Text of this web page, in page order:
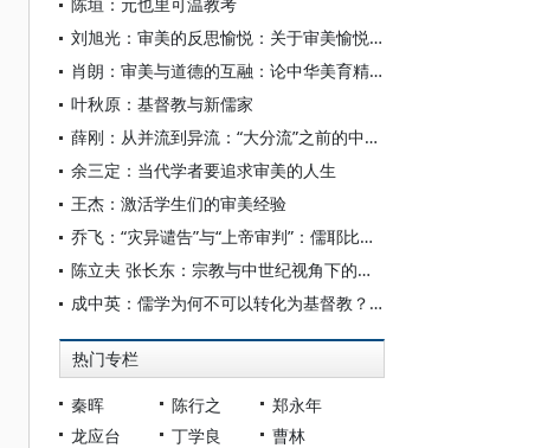
刘旭光：审美的反思愉悦：关于审美愉悦的特征与构成
肖朗：审美与道德的互融：论中华美育精神的突出特征
叶秋原：基督教与新儒家
薛刚：从并流到异流：“大分流”之前的中国与欧洲
余三定：当代学者要追求审美的人生
王杰：激活学生们的审美经验
乔飞：“灾异谴告”与“上帝审判”：儒耶比较视野中的权力超验制约
陈立夫 张长东：宗教与中世纪视角下的欧洲国家形成
成中英：儒学为何不可以转化为基督教？——诠释性转化限制考辨
热门专栏
秦晖 陈行之
郑永年
龙应台
丁学良
曹林